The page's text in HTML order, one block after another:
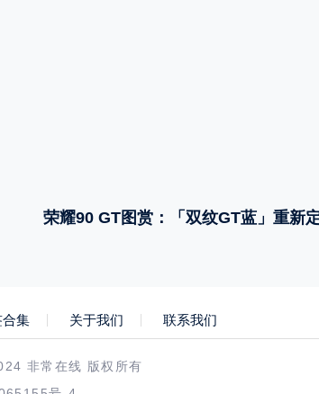
荣耀90 GT图赏：「双纹GT蓝」重新
集 关于我们 联系我们
非常在线 版权所有